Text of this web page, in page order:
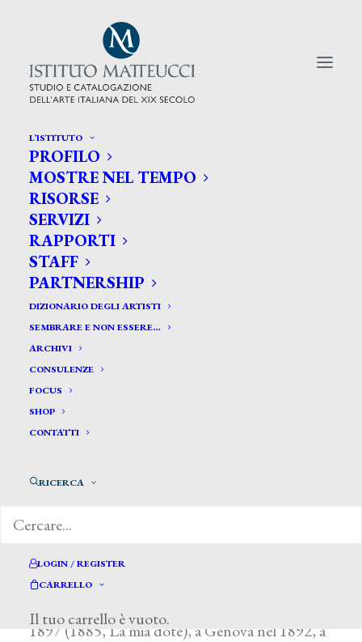
L’ISTITUTO
PROFILO
MOSTRE NEL TEMPO
RISORSE
SERVIZI
RAPPORTI
STAFF
PARTNERSHIP
DIZIONARIO DEGLI ARTISTI
SEMBRARE E NON ESSERE…
ARCHIVI
CONSULENZE
FOCUS
SHOP
CONTATTI
RICERCA
LOGIN / REGISTER
CARRELLO
Il tuo carrello è vuoto.
CERCA TRA GLI ARTISTI:
Search
for:
Delle Mura Angelo*
DELLA MURA ANGELO
Studiò sotto la guida dello zio G. Capone,
amalfitana, dipinse ritratti e scene di genere.
1897 (1885, La mia dote), a Genova nel 1892, a